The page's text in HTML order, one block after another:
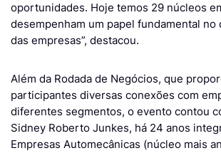
oportunidades. Hoje temos 29 núcleos
desempenham um papel fundamental
das empresas”, destacou.
Além da Rodada de Negócios, que
participantes diversas conexões com
diferentes segmentos, o evento contou
Sidney Roberto Junkes, há 24 anos
Empresas Automecânicas (núcleo mais